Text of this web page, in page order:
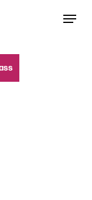
Menu